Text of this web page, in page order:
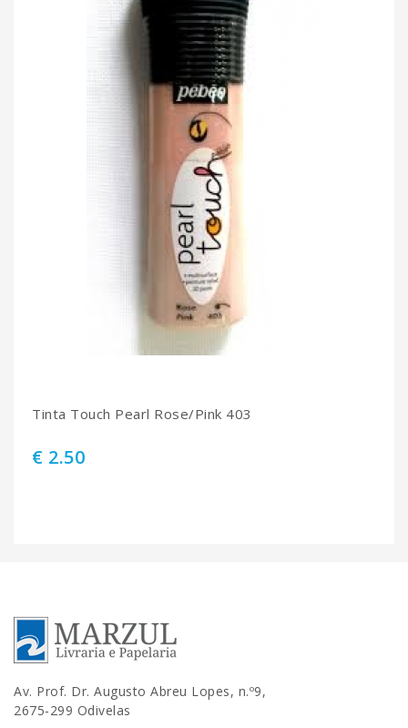
Tinta Touch Pearl Rose/Pink 403
€ 2.50
Av. Prof. Dr. Augusto Abreu Lopes, n.º9,
2675-299 Odivelas